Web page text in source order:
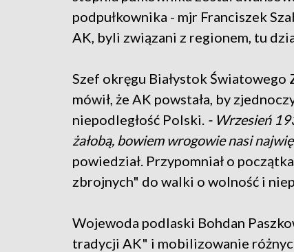
podpułkownika - mjr Franciszek
AK, byli związani z regionem, tu
Szef okręgu Białystok Światowego
mówił, że AK powstała, by
niepodległość Polski. - Wrzesień
żałobą, bowiem wrogowie nasi
powiedział. Przypomniał o
zbrojnych" do walki o wolność i
Wojewoda podlaski Bohdan
tradycji AK" i mobilizowanie